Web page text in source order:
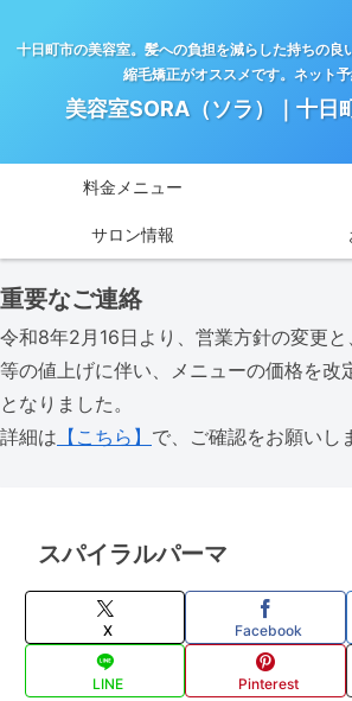
十日町市の美容室。髪への負担を減らした持ちの良
縮毛矯正がオススメです。ネット予
美容室SORA（ソラ）｜十日
料金メニュー
サロン情報
重要なご連絡
令和8年2月16日より、営業方針の変更
等の値上げに伴い、メニューの価格を改
となりました。
詳細は 【こちら】 で、ご確認をお願いし
スパイラルパーマ
X Facebook
LINE Pinterest